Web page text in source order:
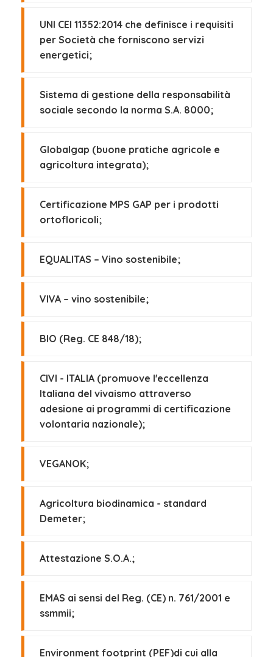
UNI CEI 11352:2014 che definisce i requisiti
per Società che forniscono servizi
energetici;
Sistema di gestione della responsabilità
sociale secondo la norma S.A. 8000;
Globalgap (buone pratiche agricole e
agricoltura integrata);
Certificazione MPS GAP per i prodotti
ortofloricoli;
EQUALITAS – Vino sostenibile;
VIVA – vino sostenibile;
BIO (Reg. CE 848/18);
CIVI - ITALIA (promuove l'eccellenza
Italiana del vivaismo attraverso
adesione ai programmi di certificazione
volontaria nazionale);
VEGANOK;
Agricoltura biodinamica - standard
Demeter;
Attestazione S.O.A.;
EMAS ai sensi del Reg. (CE) n. 761/2001 e
ssmmii;
Environment footprint (PEF)di cui alla